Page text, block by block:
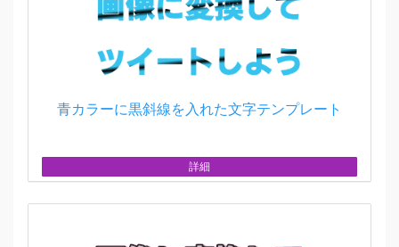
青カラーに黒斜線を入れた文字テンプレート
詳細